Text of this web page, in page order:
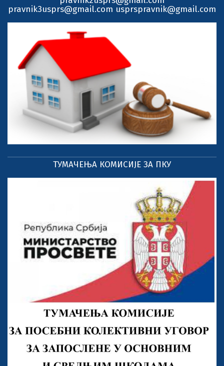
pravnik3usprs@gmail.com usprspravnik@gmail.com
ТУМАЧЕЊА КОМИСИЈЕ ЗА ПКУ